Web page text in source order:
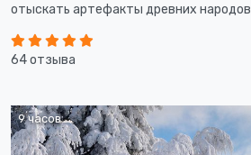
отыскать артефакты древних народов
64 отзыва
9 часов